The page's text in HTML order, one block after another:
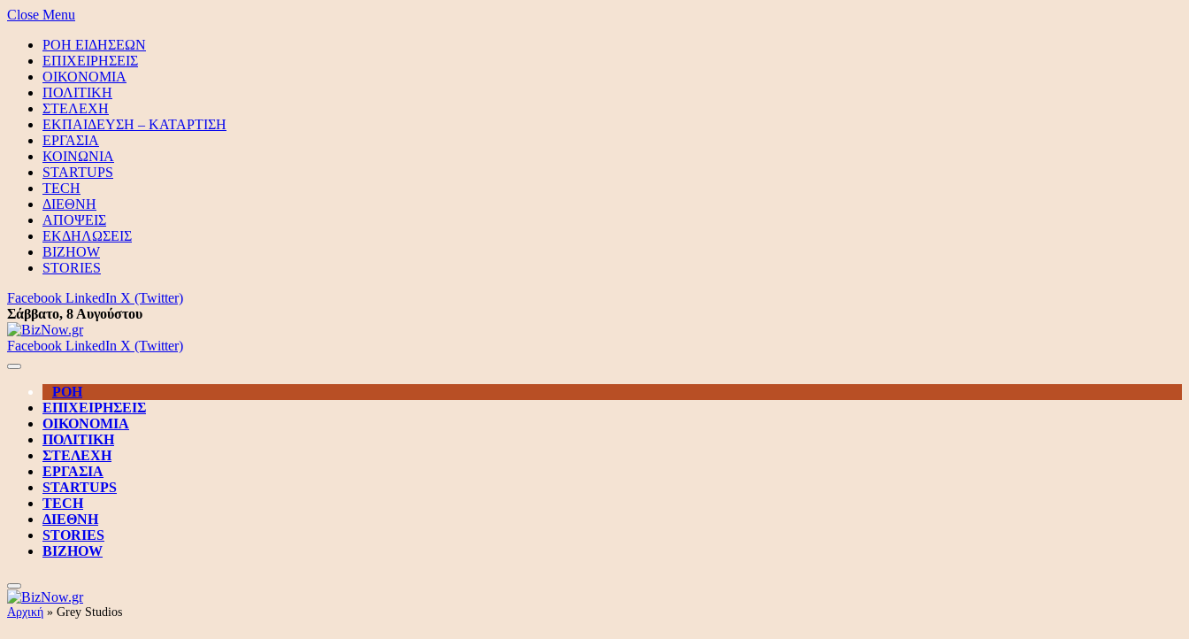
Close Menu
ΡΟΗ ΕΙΔΗΣΕΩΝ
ΕΠΙΧΕΙΡΗΣΕΙΣ
ΟΙΚΟΝΟΜΙΑ
ΠΟΛΙΤΙΚΗ
ΣΤΕΛΕΧΗ
ΕΚΠΑΙΔΕΥΣΗ – ΚΑΤΑΡΤΙΣΗ
ΕΡΓΑΣΙΑ
ΚΟΙΝΩΝΙΑ
STARTUPS
TECH
ΔΙΕΘΝΗ
ΑΠΟΨΕΙΣ
ΕΚΔΗΛΩΣΕΙΣ
BIZHOW
STORIES
Facebook LinkedIn X (Twitter)
Σάββατο, 8 Αυγούστου
Facebook LinkedIn X (Twitter)
ΡΟΗ
ΕΠΙΧΕΙΡΗΣΕΙΣ
ΟΙΚΟΝΟΜΙΑ
ΠΟΛΙΤΙΚΗ
ΣΤΕΛΕΧΗ
ΕΡΓΑΣΙΑ
STARTUPS
TECH
ΔΙΕΘΝΗ
STORIES
BIZHOW
Αρχική » Grey Studios